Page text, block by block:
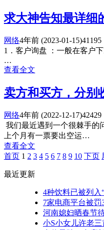
求大神告知最详细
网络4年前 (2023-01-15)41195
1．客户询盘 ：一般在客户
…
查看全文
卖方和买方，分别
网络4年前 (2022-12-17)42429
我们最近遇到一个很棘手的
上个月有一票要出空运…
查看全文
首页 1 2 3 4 5 6 7 8 9 10 下页
最近更新
4种饮料已被列
7家电商平台被罚
河南媳妇晒春节
小S小女儿许老